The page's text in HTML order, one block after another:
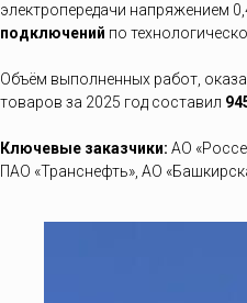
электропередачи напряжением
подключений по
Объём выполненных работ,
товаров за 2025 год составил
Ключевые заказчики: АО
ПАО «Транснефть», АО